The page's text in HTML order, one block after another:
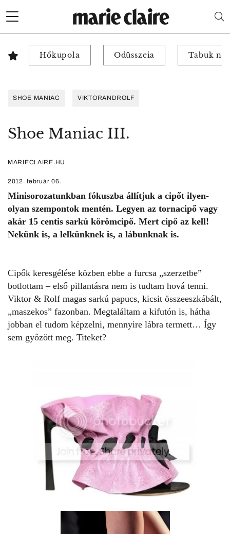
Hőkupola Odüsszeia Tabuk
SHOE MANIAC VIKTORANDROLF
Shoe Maniac III.
MARIECLAIRE.HU
2012. február 06.
Minisorozatunkban fókuszba állítjuk a cipőt ilyen-
olyan szempontok mentén. Legyen az tornacipő vagy
akár 15 centis sarkú körömcipő. Mert cipő az kell!
Nekünk is, a lelkünknek is, a lábunknak is.
Cipők keresgélése közben ebbe a furcsa „szerzetbe”
botlottam – első pillantásra nem is tudtam hová tenni.
Viktor & Rolf magas sarkú papucs, kicsit összeeszkábált,
„maszekos” fazonban. Megtaláltam a kifutón is, hátha
jobban el tudom képzelni, mennyire lábra termett… Így
sem győzött meg. Titeket?